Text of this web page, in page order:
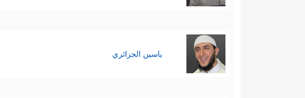
ياسين الجزائري